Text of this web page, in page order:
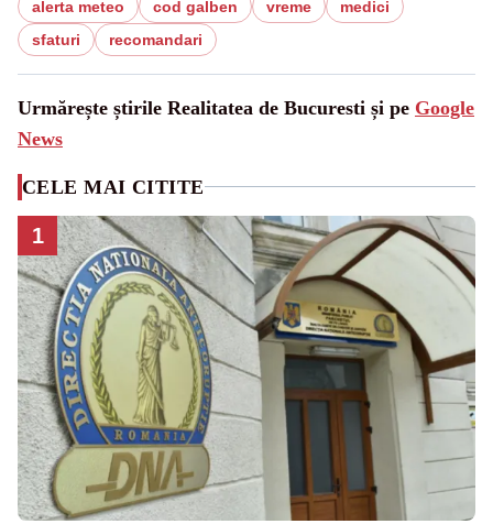
alerta meteo cod galben vreme
medici
sfaturi
recomandari
Urmărește știrile Realitatea de Bucuresti și pe Google
News
CELE MAI CITITE
1